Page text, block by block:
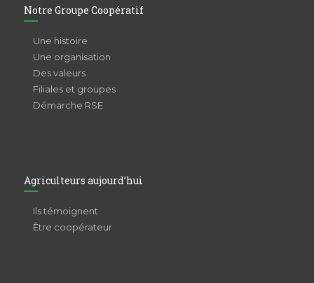
Notre Groupe Coopératif
Une histoire
Une organisation
Des valeurs
Filiales et groupes
Démarche RSE
Agriculteurs aujourd’hui
Ils témoignent
Être coopérateur